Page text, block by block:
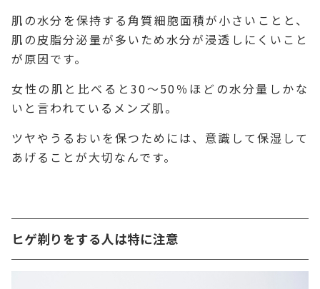
肌の水分を保持する角質細胞面積が小さいことと、
肌の皮脂分泌量が多いため水分が浸透しにくいこと
が原因です。
女性の肌と比べると30～50％ほどの水分量しかな
いと言われているメンズ肌。
ツヤやうるおいを保つためには、意識して保湿して
あげることが大切なんです。
ヒゲ剃りをする人は特に注意